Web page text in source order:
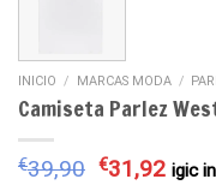
INICIO / MARCAS MODA /
Camiseta Parlez
€39,90 €31,92 igic